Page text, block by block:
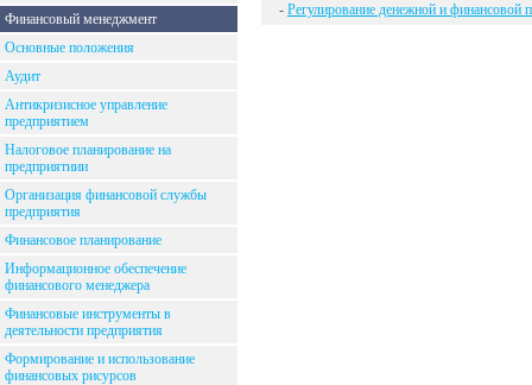
Финансовый менеджмент
Основные положения
Аудит
Антикризисное управление
предприятием
Налоговое планирование на
предприятиии
Организация финансовой службы
предприятия
Финансовое планирование
Информационное обеспечение
финансового менеджера
Финансовые инструменты в
деятельности предприятия
Формирование и использование
финансовых рисурсов
- Регулирование денежной и финансовой